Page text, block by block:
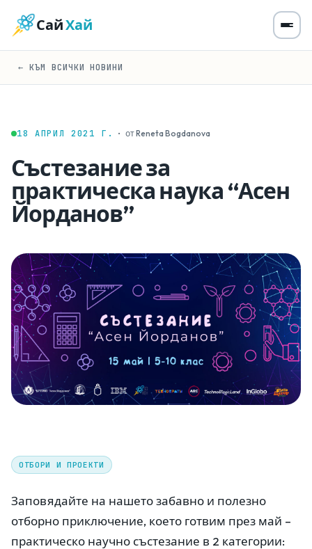
СайХай
← КЪМ ВСИЧКИ НОВИНИ
18 АПРИЛ 2021 Г. · от Reneta Bogdanova
Състезание за
практическа наука “Асен
Йорданов”
ОТБОРИ И ПРОЕКТИ
Заповядайте на нашето забавно и полезно
отборно приключение, което готвим през май –
практическо научно състезание в 2 категории: